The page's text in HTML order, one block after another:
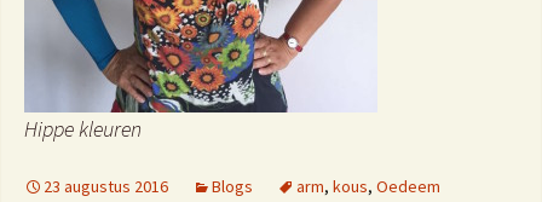
Hippe kleuren
23 augustus 2016 Blogs arm, kous, Oedeem